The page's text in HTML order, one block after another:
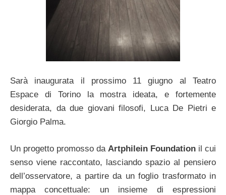
Sarà inaugurata il prossimo 11 giugno al Teatro
Espace di Torino la mostra ideata, e fortemente
desiderata, da due giovani filosofi, Luca De Pietri e
Giorgio Palma.
Un progetto promosso da Artphilein Foundation il cui
senso viene raccontato, lasciando spazio al pensiero
dell’osservatore, a partire da un foglio trasformato in
mappa concettuale: un insieme di espressioni